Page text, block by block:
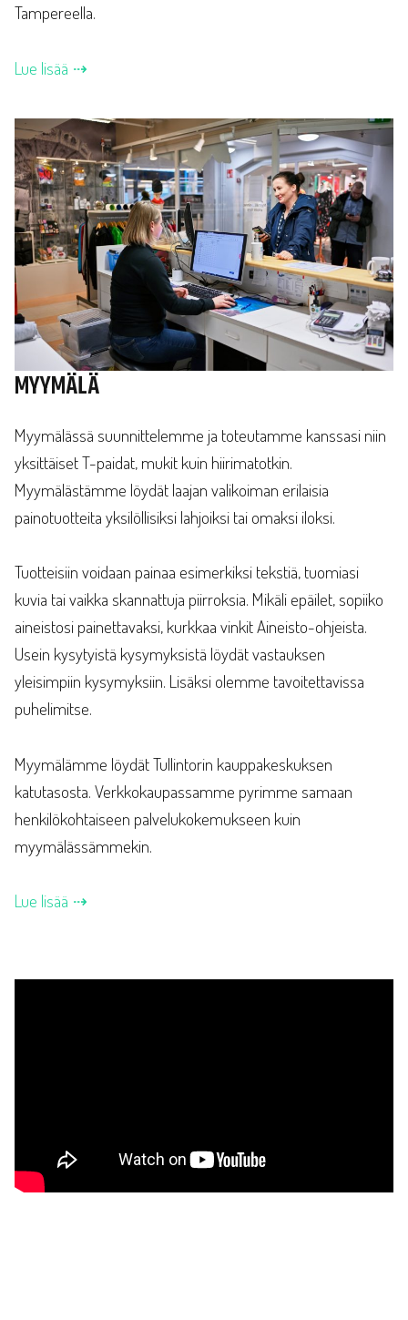
Tampereella.
Lue lisää
MYYMÄLÄ
Myymälässä suunnittelemme ja toteutamme kanssasi niin
yksittäiset T-paidat, mukit kuin hiirimatotkin.
Myymälästämme löydät laajan valikoiman erilaisia
painotuotteita yksilöllisiksi lahjoiksi tai omaksi iloksi.
Tuotteisiin voidaan painaa esimerkiksi tekstiä, tuomiasi
kuvia tai vaikka skannattuja piirroksia. Mikäli epäilet, sopiiko
aineistosi painettavaksi, kurkkaa vinkit Aineisto-ohjeista.
Usein kysytyistä kysymyksistä löydät vastauksen
yleisimpiin kysymyksiin. Lisäksi olemme tavoitettavissa
puhelimitse.
Myymälämme löydät Tullintorin kauppakeskuksen
katutasosta. Verkkokaupassamme pyrimme samaan
henkilökohtaiseen palvelukokemukseen kuin
myymälässämmekin.
Lue lisää